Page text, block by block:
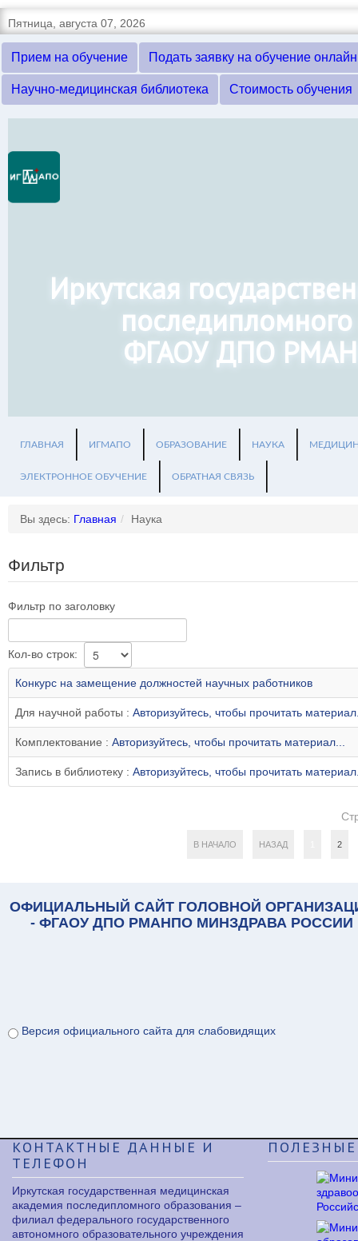
Пятница, августа 07, 2026
Прием на обучение Подать заявку на обучение онлайн
Научно-медицинская библиотека Стоимость обучения
Иркутская
ФГАОУ ДПО
ГЛАВНАЯ ИГМАПО ОБРАЗОВАНИЕ НАУКА
ЭЛЕКТРОННОЕ ОБУЧЕНИЕ ОБРАТНАЯ СВЯЗЬ
Вы здесь: Главная / Наука
Фильтр
Фильтр по заголовку
Кол-во строк:
Конкурс на замещение должностей научных работников
Для научной работы : Авторизуйтесь, чтобы прочитать
Комплектование : Авторизуйтесь, чтобы прочитать материал...
Запись в библиотеку : Авторизуйтесь, чтобы прочитать
В НАЧАЛО НАЗАД 2
ОФИЦИАЛЬНЫЙ САЙТ ГОЛОВНОЙ
- ФГАОУ ДПО РМАНПО МИНЗДРАВА РОССИИ
Версия официального сайта для слабовидящих
КОНТАКТНЫЕ ДАННЫЕ И
ТЕЛЕФОН
Иркутская государственная медицинская
академия последипломного образования –
филиал федерального государственного
автономного образовательного учреждения
ПОЛЕЗНЫЕ